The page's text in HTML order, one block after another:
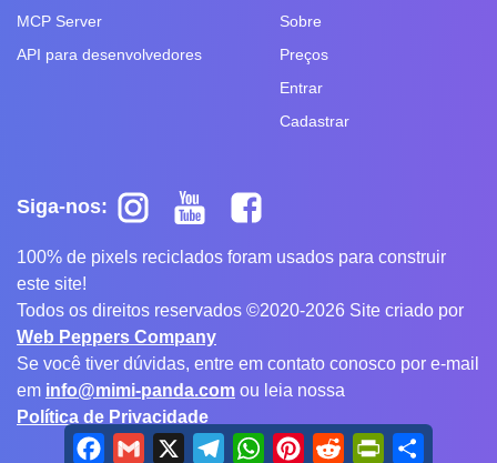
MCP Server
API para desenvolvedores
Sobre
Preços
Entrar
Cadastrar
Siga-nos:
100% de pixels reciclados foram usados para construir
este site!
Todos os direitos reservados ©2020-2026 Site criado por
Web Peppers Company
Se você tiver dúvidas, entre em contato conosco por e-mail
em info@mimi-panda.com ou leia nossa
Política de Privacidade
Facebook
Gmail X TelegramWhatsAppPinterestRedditPrintFriendly